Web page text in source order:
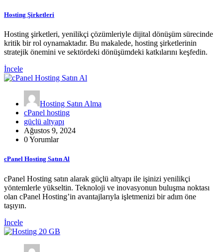
Hosting Şirketleri
Hosting şirketleri, yenilikçi çözümleriyle dijital dönüşüm sürecinde
kritik bir rol oynamaktadır. Bu makalede, hosting şirketlerinin
stratejik önemini ve sektördeki dönüşümdeki katkılarını keşfedin.
İncele
Hosting Satın Alma
cPanel hosting
güçlü altyapı
Ağustos 9, 2024
0 Yorumlar
cPanel Hosting Satın Al
cPanel Hosting satın alarak güçlü altyapı ile işinizi yenilikçi
yöntemlerle yükseltin. Teknoloji ve inovasyonun buluşma noktası
olan cPanel Hosting’in avantajlarıyla işletmenizi bir adım öne
taşıyın.
İncele